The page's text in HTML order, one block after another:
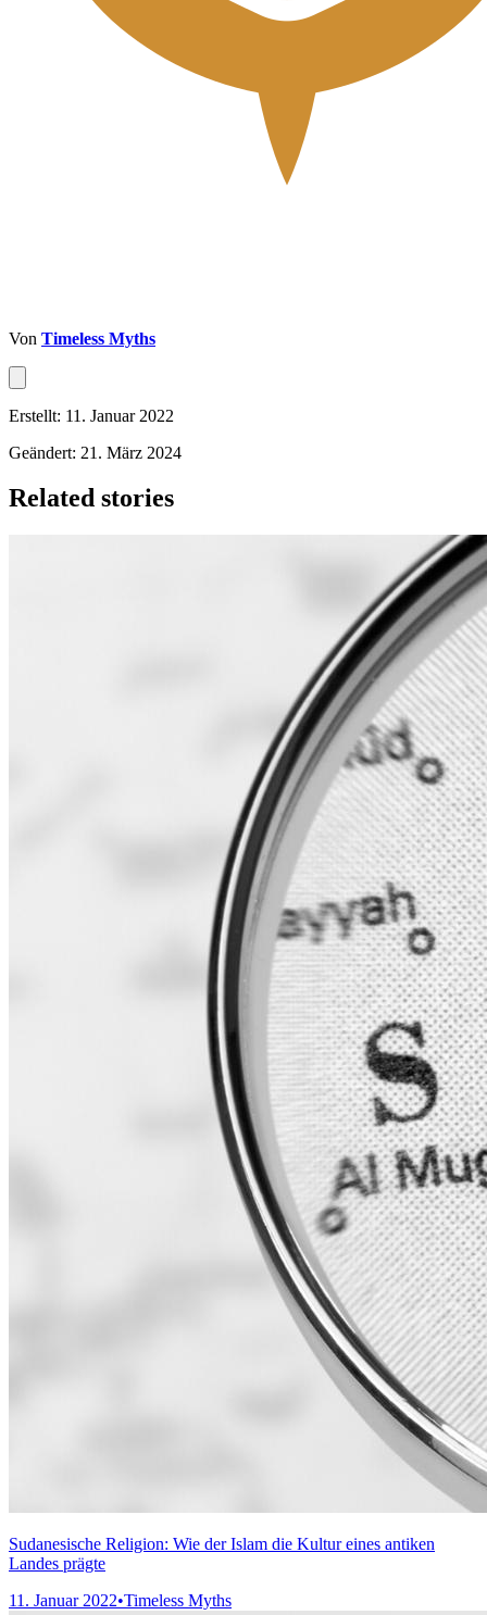
Von Timeless Myths
Erstellt: 11. Januar 2022
Geändert: 21. März 2024
Related stories
Sudanesische Religion: Wie der Islam die Kultur eines antiken
Landes prägte
11. Januar 2022•Timeless Myths